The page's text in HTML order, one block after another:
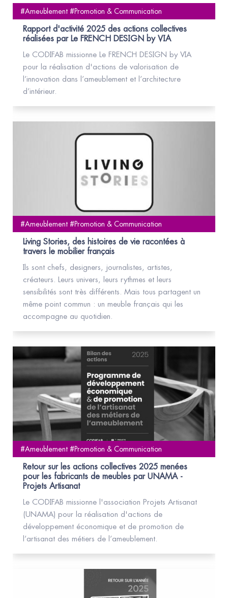
#Ameublement #Promotion & Communication
Rapport d'activité 2025 des actions collectives
réalisées par Le FRENCH DESIGN by VIA
Le CODIFAB missionne Le FRENCH DESIGN by VIA
pour la réalisation d'actions de valorisation de
l’innovation dans l’ameublement et l’architecture
d’intérieur.
#Ameublement #Promotion & Communication
Living Stories, des histoires de vie racontées à
travers le mobilier français
Ils sont chefs, designers, journalistes, artistes,
créateurs. Leurs univers, leurs rythmes et leurs
sensibilités sont très différents. Mais tous partagent un
même point commun : un meuble français qui les
accompagne au quotidien.
#Ameublement #Promotion & Communication
Retour sur les actions collectives 2025 menées
pour les fabricants de meubles par UNAMA -
Projets Artisanat
Le CODIFAB missionne l'association Projets Artisanat
(UNAMA) pour la réalisation d'actions de
développement économique et de promotion de
l’artisanat des métiers de l’ameublement.